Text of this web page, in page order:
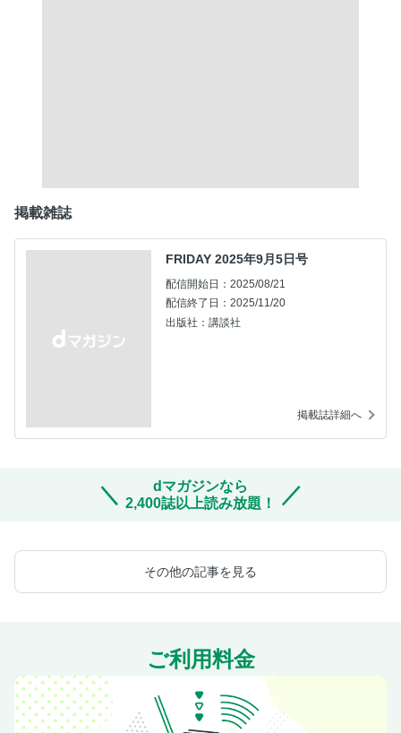
掲載雑誌
FRIDAY 2025年9月5日号
配信開始日：2025/08/21
配信終了日：2025/11/20
出版社：講談社
掲載誌詳細へ
dマガジンなら
2,400誌以上読み放題！
その他の記事を見る
ご利用料金